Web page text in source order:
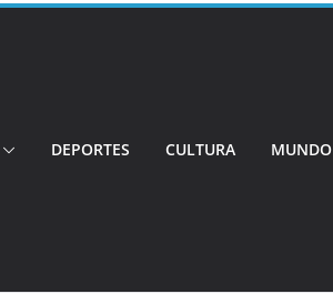
del Globo
DEPORTES CULTURA MUNDO